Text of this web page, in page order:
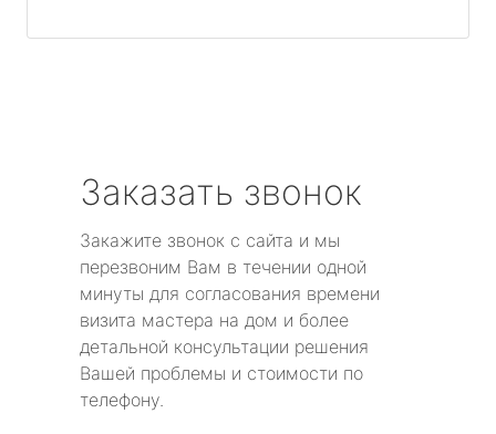
Заказать звонок
Закажите звонок с сайта и мы
перезвоним Вам в течении одной
минуты для согласования времени
визита мастера на дом и более
детальной консультации решения
Вашей проблемы и стоимости по
телефону.